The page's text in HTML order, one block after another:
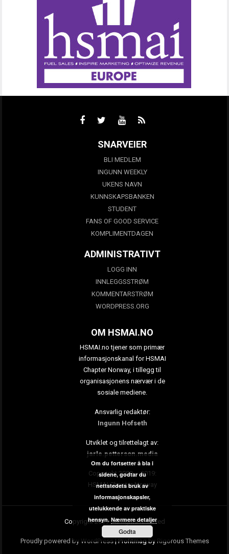
SNARVEIER
BLI MEDLEM
INGUNN WEEKLY
UKENS NAVN
KUNNSKAPSBANKEN
STUDENT
FANS OF GOOD SERVICE
KOMPLIMENTDAGEN
ADMINISTRATIVT
LOGG INN
INNLEGGSSTRØM
KOMMENTARSTRØM
WORDPRESS.ORG
OM HSMAI.NO
HSMAI.no tjener som primær
informasjonskanal for HSMAI
Chapter Norway, i tillegg til
organisasjonens nærvær i de
sosiale mediene.
Ansvarlig redaktør:
Ingunn Hofseth
Utviklet og tilrettelagt av:
jarle.petterson.media
Copyright 2009 – 2019:
HSMAI Chapter Norway
Copyright 2019. All rights reserved
Proudly powered by WordPress | Profitmag by Rigorous Themes
Om du fortsetter å bla i
sidene, godtar du
nettstedets bruk av
informasjonskapsler,
utelukkende av praktiske
hensyn. Nærmere detaljer
Godta